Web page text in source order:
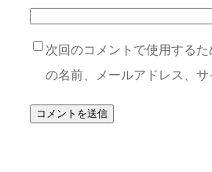
次回のコメントで使用する
の名前、メールアドレス、サ